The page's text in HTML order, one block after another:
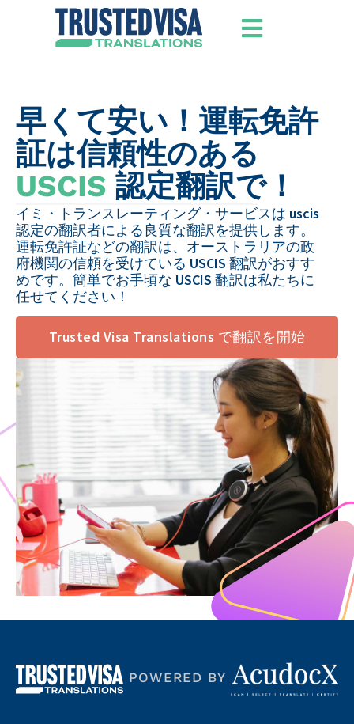
早くて安い！運転免許
証は信頼性のある
USCIS 認定翻訳で！
イミ・トランスレーティング・サービスは uscis
認定の翻訳者による良質な翻訳を提供します。
運転免許証などの翻訳は、オーストラリアの政
府機関の信頼を受けている USCIS 翻訳がおすす
めです。簡単でお手頃な USCIS 翻訳は私たちに
任せてください！
Trusted Visa Translations で翻訳を開始
POWERED BY